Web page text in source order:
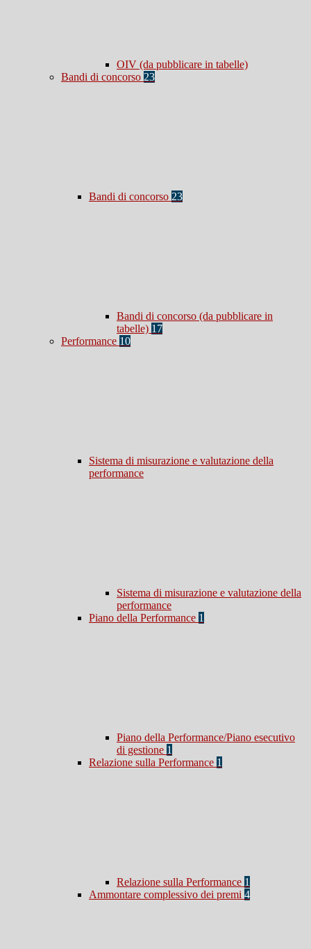
OIV (da pubblicare in tabelle)
Bandi di concorso 23
Bandi di concorso 23
Bandi di concorso (da pubblicare in
tabelle) 17
Performance 10
Sistema di misurazione e valutazione della
performance
Sistema di misurazione e valutazione della
performance
Piano della Performance 1
Piano della Performance/Piano esecutivo
di gestione 1
Relazione sulla Performance 1
Relazione sulla Performance 1
Ammontare complessivo dei premi 4